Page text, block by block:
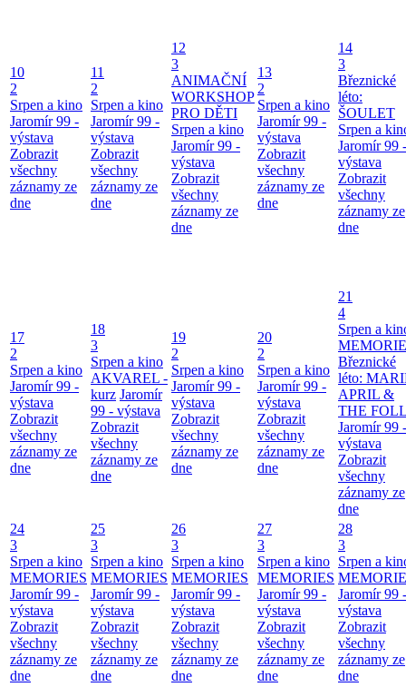
10
2
Srpen a kino
Jaromír 99 -
výstava
Zobrazit
všechny
záznamy ze
dne
11
2
Srpen a kino
Jaromír 99 -
výstava
Zobrazit
všechny
záznamy ze
dne
12
3
ANIMAČNÍ
WORKSHOP
PRO DĚTI
Srpen a kino
Jaromír 99 -
výstava
Zobrazit
všechny
záznamy ze
dne
13
2
Srpen a kino
Jaromír 99 -
výstava
Zobrazit
všechny
záznamy ze
dne
14
3
Březnické
léto:
ŠOULET
Srpen a
Jaromír 99 -
výstava
Zobrazit
všechny
záznamy ze
dne
17
2
Srpen a kino
Jaromír 99 -
výstava
Zobrazit
všechny
záznamy ze
dne
18
3
Srpen a kino
AKVAREL -
kurz Jaromír
99 - výstava
Zobrazit
všechny
záznamy ze
dne
19
2
Srpen a kino
Jaromír 99 -
výstava
Zobrazit
všechny
záznamy ze
dne
20
2
Srpen a kino
Jaromír 99 -
výstava
Zobrazit
všechny
záznamy ze
dne
21
4
Srpen a
Březnické
léto:
APRIL &
THE
Jaromír 99 -
výstava
Zobrazit
všechny
záznamy ze
dne
24
3
Srpen a kino
MEMORIES
Jaromír 99 -
výstava
Zobrazit
všechny
záznamy ze
dne
25
3
Srpen a kino
MEMORIES
Jaromír 99 -
výstava
Zobrazit
všechny
záznamy ze
dne
26
3
Srpen a kino
MEMORIES
Jaromír 99 -
výstava
Zobrazit
všechny
záznamy ze
dne
27
3
Srpen a kino
MEMORIES
Jaromír 99 -
výstava
Zobrazit
všechny
záznamy ze
dne
28
3
Srpen a
Jaromír 99 -
výstava
Zobrazit
všechny
záznamy ze
dne